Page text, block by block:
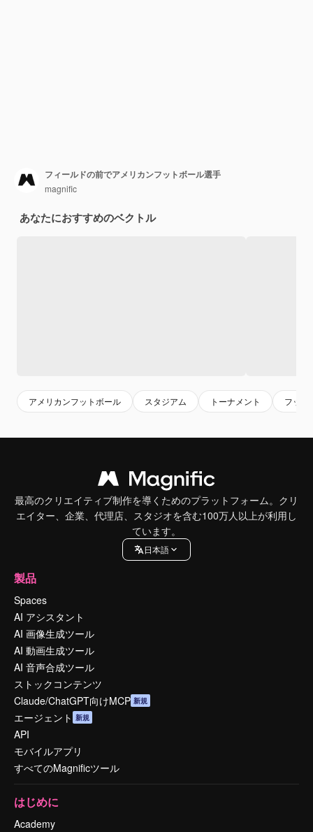
フィールドの前でアメリカンフットボール選手
magnific
あなたにおすすめのベクトル
アメリカンフットボール スタジアム トーナメント フット
最高のクリエイティブ制作を導くためのプラットフォーム。クリ
エイター、企業、代理店、スタジオを含む100万人以上が利用し
ています。
日本語
製品
Spaces
AI アシスタント
AI 画像生成ツール
AI 動画生成ツール
AI 音声合成ツール
ストックコンテンツ
Claude/ChatGPT向けMCP 新規
エージェント 新規
API
モバイルアプリ
すべてのMagnificツール
はじめに
Academy